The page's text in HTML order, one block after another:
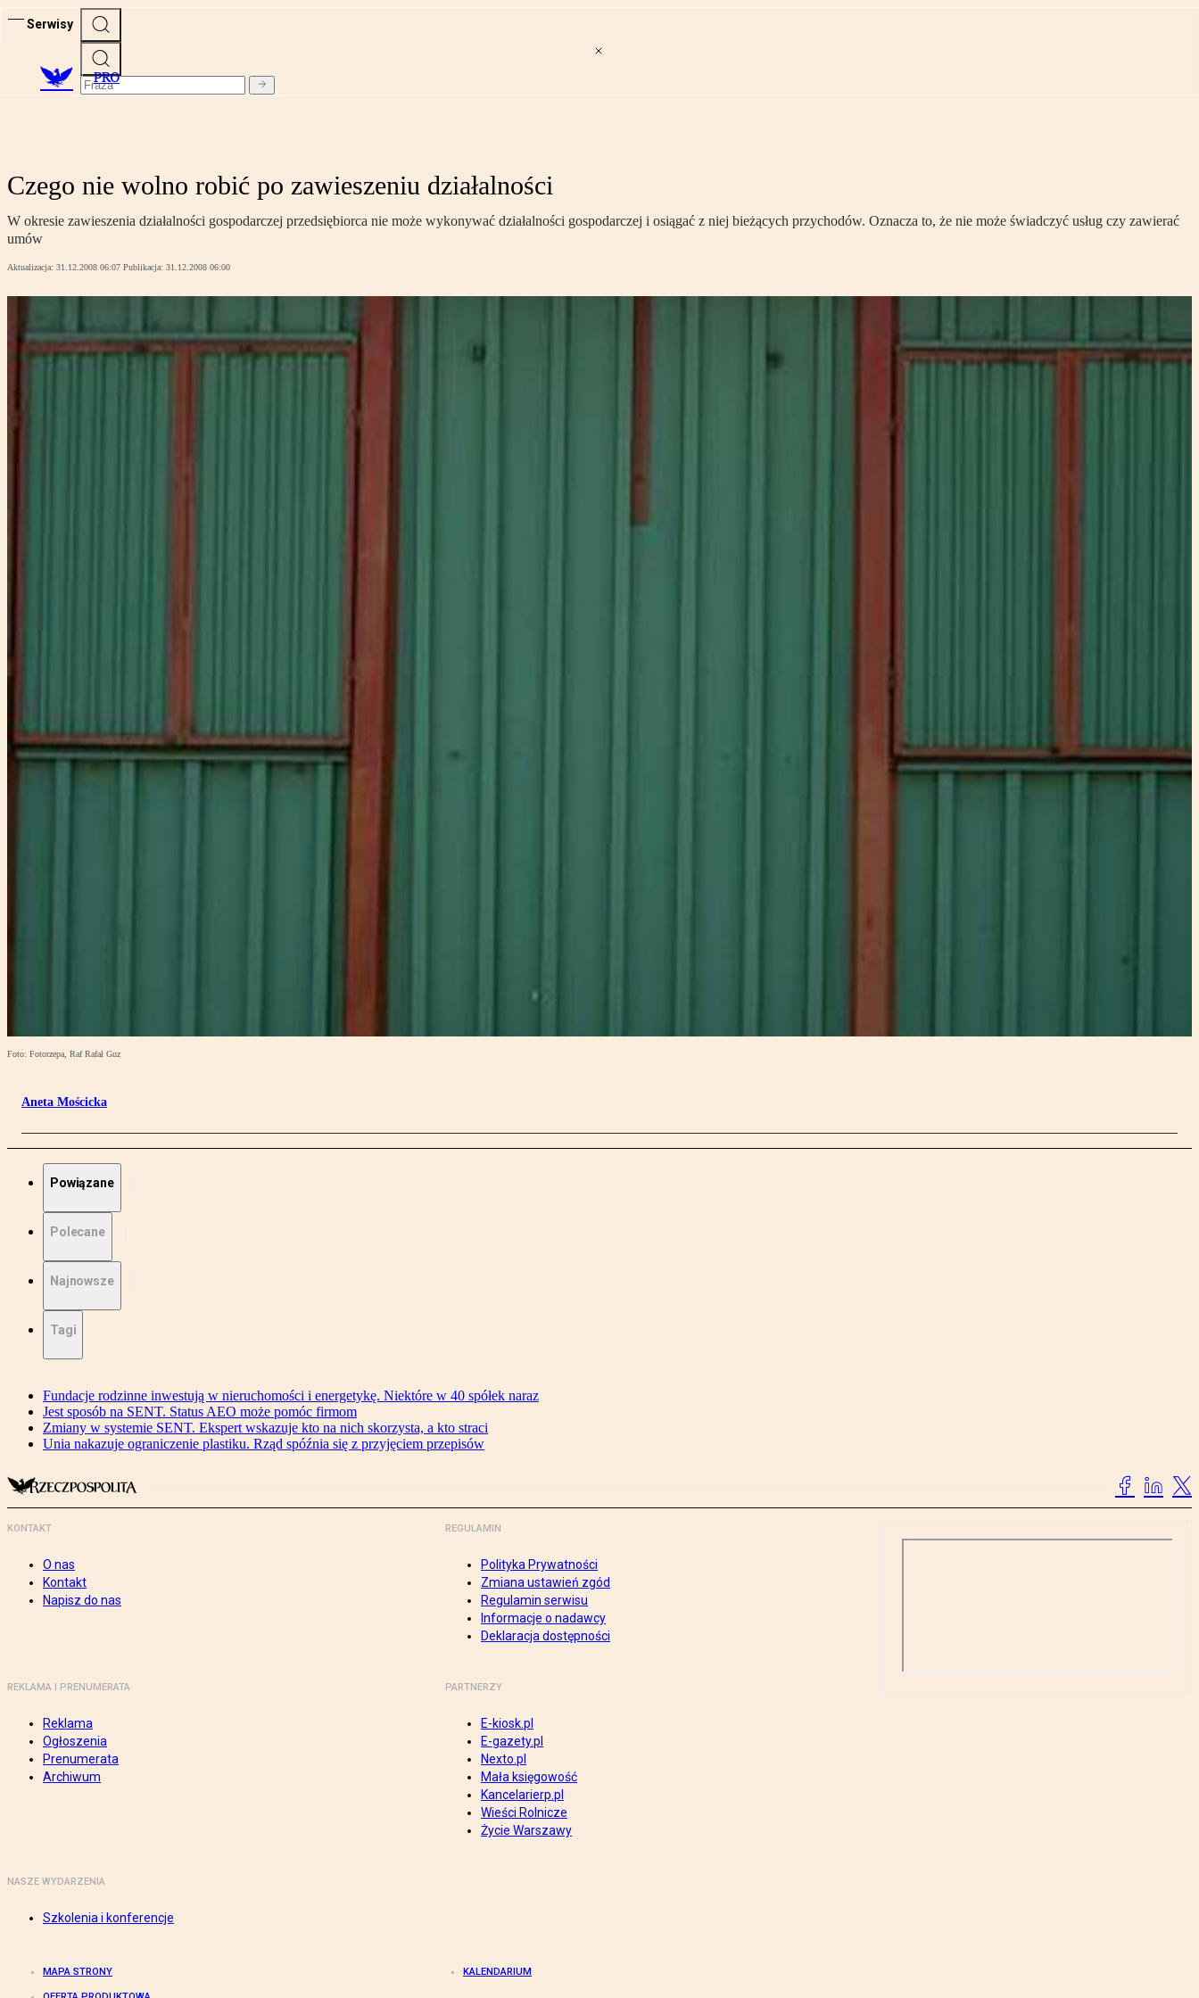
Serwisy
PRO
Czego nie wolno robić po zawieszeniu działalności
W okresie zawieszenia działalności gospodarczej przedsiębiorca nie może wykonywać działalności gospodarczej i osiągać z niej bieżących przychodów. Oznacza to, że nie może świadczyć usług czy zawierać
umów
Aktualizacja: 31.12.2008 06:07 Publikacja: 31.12.2008 06:00
Foto: Fotorzepa, Raf Rafał Guz
Aneta Mościcka
Powiązane
Polecane
Najnowsze
Tagi
Fundacje rodzinne inwestują w nieruchomości i energetykę. Niektóre w 40 spółek naraz
Jest sposób na SENT. Status AEO może pomóc firmom
Zmiany w systemie SENT. Ekspert wskazuje kto na nich skorzysta, a kto straci
Unia nakazuje ograniczenie plastiku. Rząd spóźnia się z przyjęciem przepisów
KONTAKT
O nas
Kontakt
Napisz do nas
REGULAMIN
Polityka Prywatności
Zmiana ustawień zgód
Regulamin serwisu
Informacje o nadawcy
Deklaracja dostępności
REKLAMA I PRENUMERATA
Reklama
Ogłoszenia
Prenumerata
Archiwum
PARTNERZY
E-kiosk.pl
E-gazety.pl
Nexto.pl
Mała księgowość
Kancelarierp.pl
Wieści Rolnicze
Życie Warszawy
NASZE WYDARZENIA
Szkolenia i konferencje
MAPA STRONY KALENDARIUM